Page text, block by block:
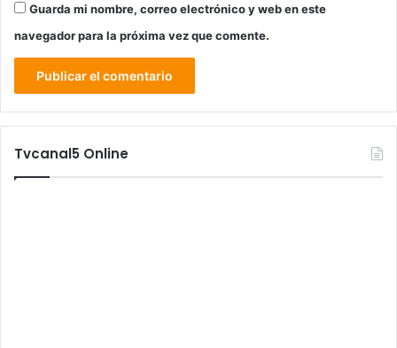
Guarda mi nombre, correo electrónico y web en este
navegador para la próxima vez que comente.
Tvcanal5 Online